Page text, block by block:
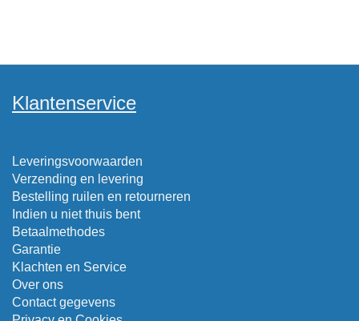
Klantenservice
Leveringsvoorwaarden
Verzending en levering
Bestelling ruilen en retourneren
Indien u niet thuis bent
Betaalmethodes
Garantie
Klachten en Service
Over ons
Contact gegevens